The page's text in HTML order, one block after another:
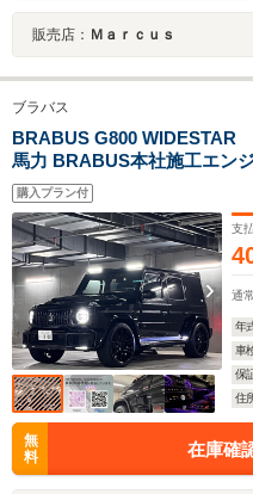
販売店： Ｍａｒｃｕｓ
ブラバス
BRABUS G800
馬力 BRABUS本社施工エン
ーターロム書換 WIDESTAR
マフラー BRABUS 23インチ
ージークローザー 記録簿 禁
購入プラン付
支
通
年
車
保
住
無
料
在庫確